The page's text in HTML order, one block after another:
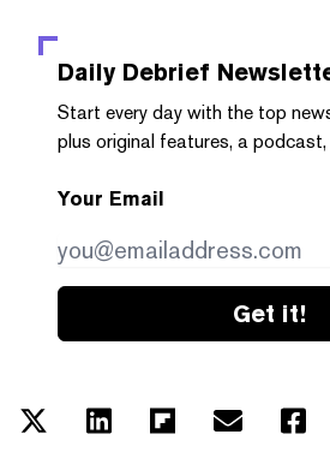
Daily Debrief
Start every day with the top
plus original features, a podcast,
Your Email
Get it!